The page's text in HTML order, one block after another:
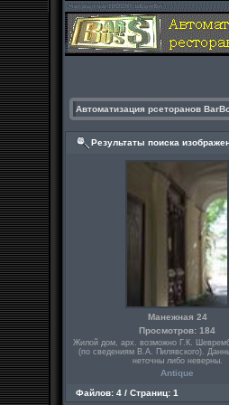
Автоматизация рсеторанов
Результаты поиска
Манежная 24
Просмотров: 184
Жилой дом, арх. возможно Г.К.
(по сведениям В.А. Пилявского).
неточны либо неверны.
Antique
Файлов: 4 / Страниц: 1